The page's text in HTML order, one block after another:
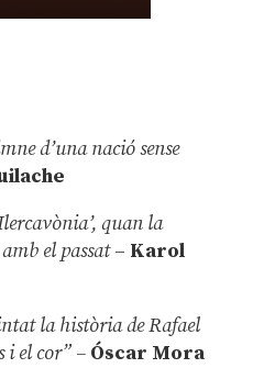
d’una nació sense
quan la
el passat– Karol
la història de Rafael
i el cor” –Óscar Mora